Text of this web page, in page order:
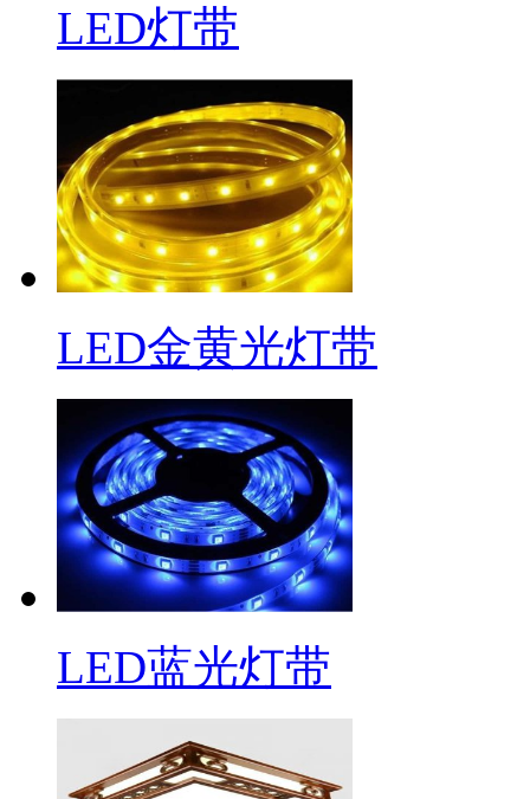
LED灯带
LED金黄光灯带
LED蓝光灯带